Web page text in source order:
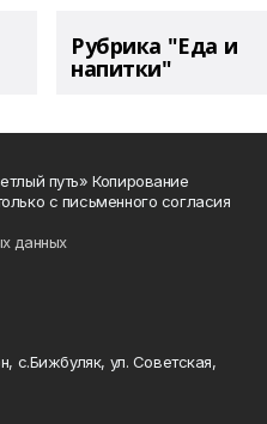
Рубрика "Еда и
напитки"
путь» Копирование
с письменного согласия
данных
с.Бижбуляк, ул. Советская,